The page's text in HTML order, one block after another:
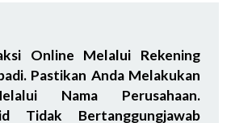
Online Melalui Rekening
Pastikan Anda Melakukan
Nama Perusahaan.
Tidak Bertanggungjawab